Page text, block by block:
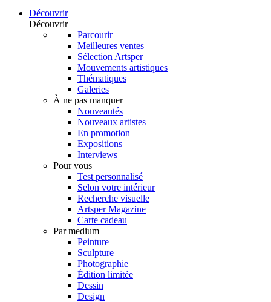
Découvrir
Découvrir
Parcourir
Meilleures ventes
Sélection Artsper
Mouvements artistiques
Thématiques
Galeries
À ne pas manquer
Nouveautés
Nouveaux artistes
En promotion
Expositions
Interviews
Pour vous
Test personnalisé
Selon votre intérieur
Recherche visuelle
Artsper Magazine
Carte cadeau
Par medium
Peinture
Sculpture
Photographie
Édition limitée
Dessin
Design